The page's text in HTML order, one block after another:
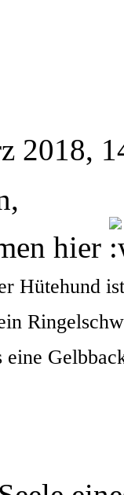
2018,
hier
Hütehund
eine